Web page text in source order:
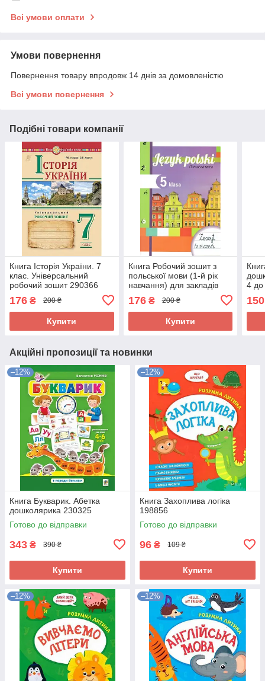
Всі умови оплати
Умови повернення
Повернення товару впродовж 14 днів за домовленістю
Всі умови повернення
Подібні товари компанії
Книга Історія України. 7
клас. Універсальний
робочий зошит 290366
176 ₴ 200 ₴
Купити
Книга Робочий зошит з
польської мови (1-й рік
навчання) для закладів
освіти. 5 клас 294763
176₴ 200 ₴
Купити
4 до
150
Акційні пропозиції та новинки
–12%
Книга Букварик. Абетка
дошколярика 230325
Готово до відправки
343 ₴ 390 ₴
Купити
–12%
Книга Захоплива логіка
198856
Готово до відправки
96 ₴ 109 ₴
Купити
–12% –12%